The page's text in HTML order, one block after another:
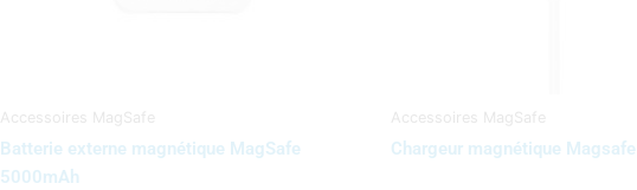
Accessoires MagSafe
Batterie externe magnétique MagSafe
5000mAh
Accessoires MagSafe
Chargeur magnétique